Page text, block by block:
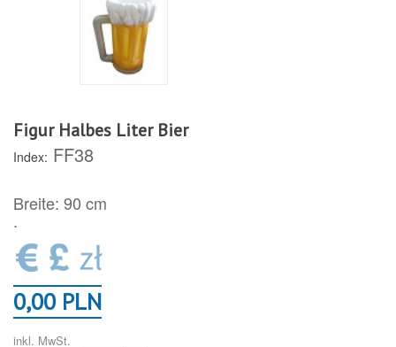
Figur Halbes Liter Bier
Index: FF38
Breite: 90 cm
.
0,00 PLN
inkl. MwSt.